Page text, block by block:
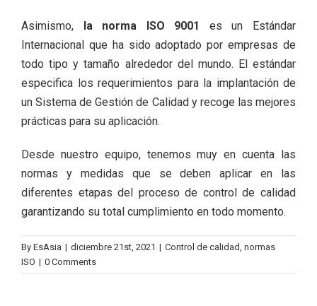
Asimismo, la norma ISO 9001 es un Estándar
Internacional que ha sido adoptado por empresas de
todo tipo y tamaño alrededor del mundo. El estándar
especifica los requerimientos para la implantación de
un Sistema de Gestión de Calidad y recoge las mejores
prácticas para su aplicación.
Desde nuestro equipo, tenemos muy en cuenta las
normas y medidas que se deben aplicar en las
diferentes etapas del proceso de control de calidad
garantizando su total cumplimiento en todo momento.
By EsAsia | diciembre 21st, 2021 | Control de calidad, normas
ISO | 0 Comments